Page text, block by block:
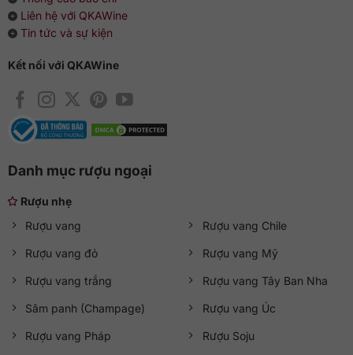
Liên hệ với QKAWine
Tin tức và sự kiện
Kết nối với QKAWine
Danh mục rượu ngoại
Rượu nhẹ
Rượu vang
Rượu vang đỏ
Rượu vang trắng
Sâm panh (Champage)
Rượu vang Pháp
Rượu vang Chile
Rượu vang Mỹ
Rượu vang Tây Ban Nha
Rượu vang Úc
Rượu Soju